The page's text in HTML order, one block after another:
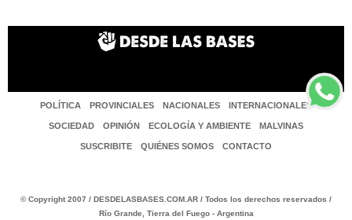
POLÍTICA PROVINCIALES NACIONALES INTERNACIONALES
SOCIEDAD OPINIÓN ECOLOGÍA Y AMBIENTE MALVINAS
SUSCRIBITE QUIÉNES SOMOS CONTACTO
© Copyright 2007 / DESDELASBASES.COM.AR / Todos los derechos reservados /
Río Grande, Tierra del Fuego - Argentina